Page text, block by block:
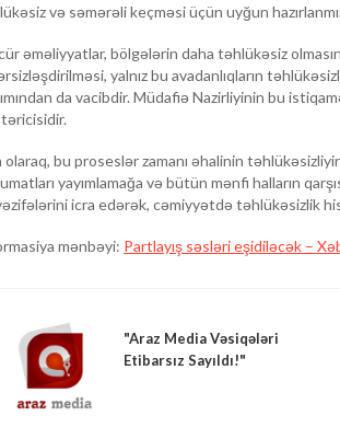
və səmərəli keçməsi üçün uyğun
əməliyyatlar, bölgələrin daha təhlükəsiz
yalnız bu avadanlıqların
da vacibdir. Müdafiə Nazirliyinin bu
olaraq, bu proseslər zamanı əhalinin
yayımlamağa və bütün mənfi halların
icra edərək, cəmiyyətdə təhlükəsizlik
mənbəyi: Partlayış səsləri eşidiləcək –
"Araz Media Vəsiqələri
Etibarsız Sayıldı!"